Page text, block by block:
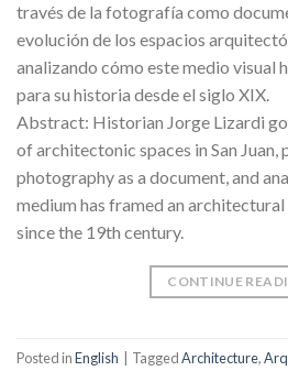
través de la fotografía como
evolución de los espacios
analizando cómo este medio visual
para su historia desde el siglo XIX.
Abstract: Historian Jorge Lizardi
of architectonic spaces in San Juan,
photography as a document, and
medium has framed an
since the 19th century.
CONTINUE
Posted inEnglish TaggedArchitecture,